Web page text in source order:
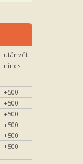
utánvét
nincs
+500
+500
+500
+500
+500
+500